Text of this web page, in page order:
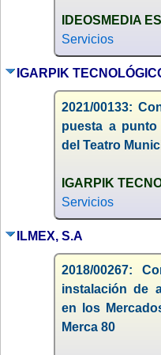
IDEOSMEDIA
Servicios
IGARPIK
2021/00133:
puesta a
del Teatro
IGARPIK
Servicios
ILMEX, S.A
2018/00267:
instalación de
en los
Merca 80